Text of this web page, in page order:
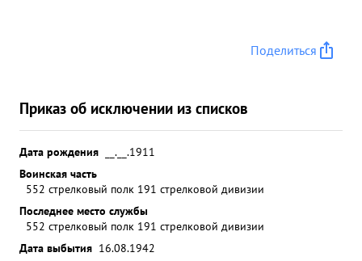
Поделиться
Приказ об исключении из списков
Дата рождения
__.__.1911
Воинская часть
552 стрелковый полк 191 стрелковой дивизии
Последнее место службы
552 стрелковый полк 191 стрелковой дивизии
Дата выбытия 16.08.1942